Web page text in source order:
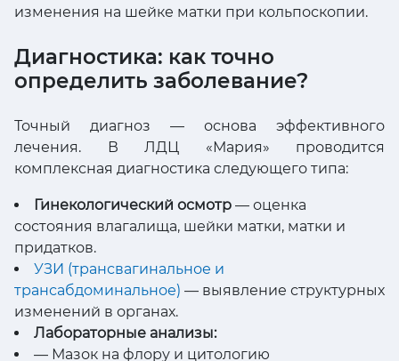
изменения на шейке матки при кольпоскопии.
Диагностика: как точно
определить заболевание?
Точный диагноз — основа эффективного
лечения. В ЛДЦ «Мария» проводится
комплексная диагностика следующего типа:
Гинекологический осмотр — оценка
состояния влагалища, шейки матки, матки и
придатков.
УЗИ (трансвагинальное и
трансабдоминальное) — выявление структурных
изменений в органах.
Лабораторные анализы:
— Мазок на флору и цитологию